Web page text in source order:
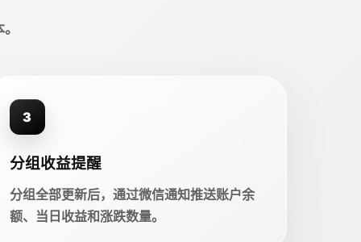
3
分组收益提醒
分组全部更新后，通过微信通知推送账户余
额、当日收益和涨跌数量。